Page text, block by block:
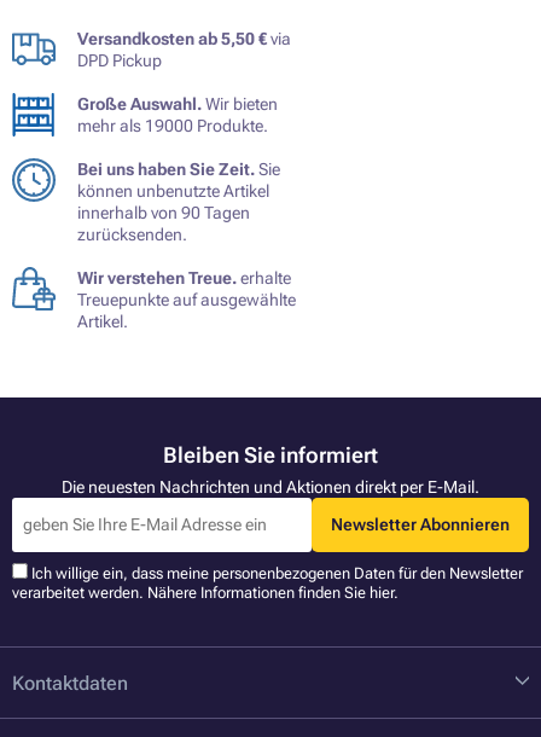
Versandkosten ab 5,50 €via
DPD Pickup
Große Auswahl.Wir bieten
mehr als 19000 Produkte.
Bei uns haben Sie Zeit.Sie
können unbenutzte Artikel
innerhalb von 90 Tagen
zurücksenden.
Wir verstehen Treue.erhalte
Treuepunkte auf ausgewählte
Artikel.
Bleiben Sie informiert
Die neuesten Nachrichten und Aktionen direkt per E-Mail.
Newsletter Abonnieren
Ich willige ein, dass meine personenbezogenen Daten für den Newsletter
verarbeitet werden. Nähere Informationen finden Sie hier.
Kontaktdaten